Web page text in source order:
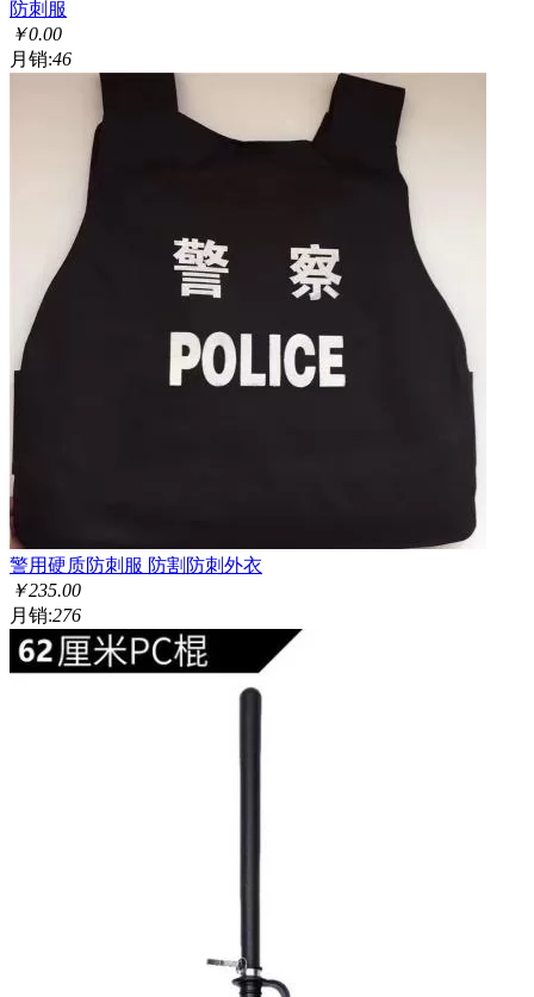
防刺服
￥0.00
月销:46
警用硬质防刺服 防割防刺外衣
￥235.00
月销:276